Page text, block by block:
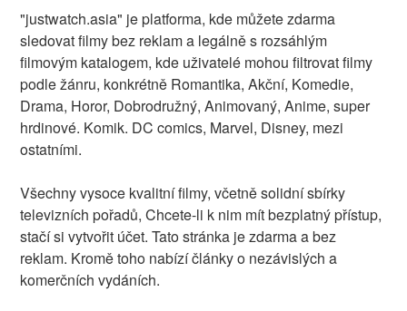
"justwatch.asia" je platforma, kde můžete zdarma
sledovat filmy bez reklam a legálně s rozsáhlým
filmovým katalogem, kde uživatelé mohou filtrovat filmy
podle žánru, konkrétně Romantika, Akční, Komedie,
Drama, Horor, Dobrodružný, Animovaný, Anime, super
hrdinové. Komik. DC comics, Marvel, Disney, mezi
ostatními.
Všechny vysoce kvalitní filmy, včetně solidní sbírky
televizních pořadů, Chcete-li k nim mít bezplatný přístup,
stačí si vytvořit účet. Tato stránka je zdarma a bez
reklam. Kromě toho nabízí články o nezávislých a
komerčních vydáních.